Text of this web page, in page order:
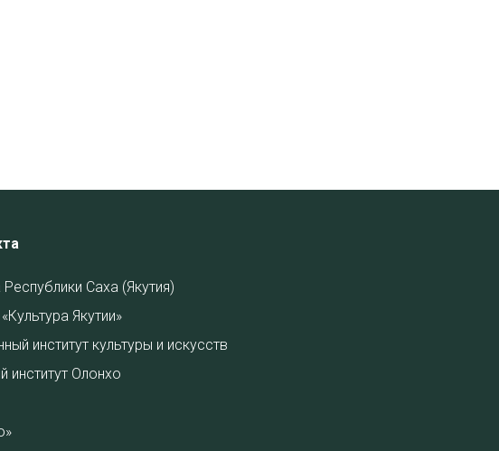
Саха (Якутия)
Якутии»
институт культуры и искусств
институт Олонхо